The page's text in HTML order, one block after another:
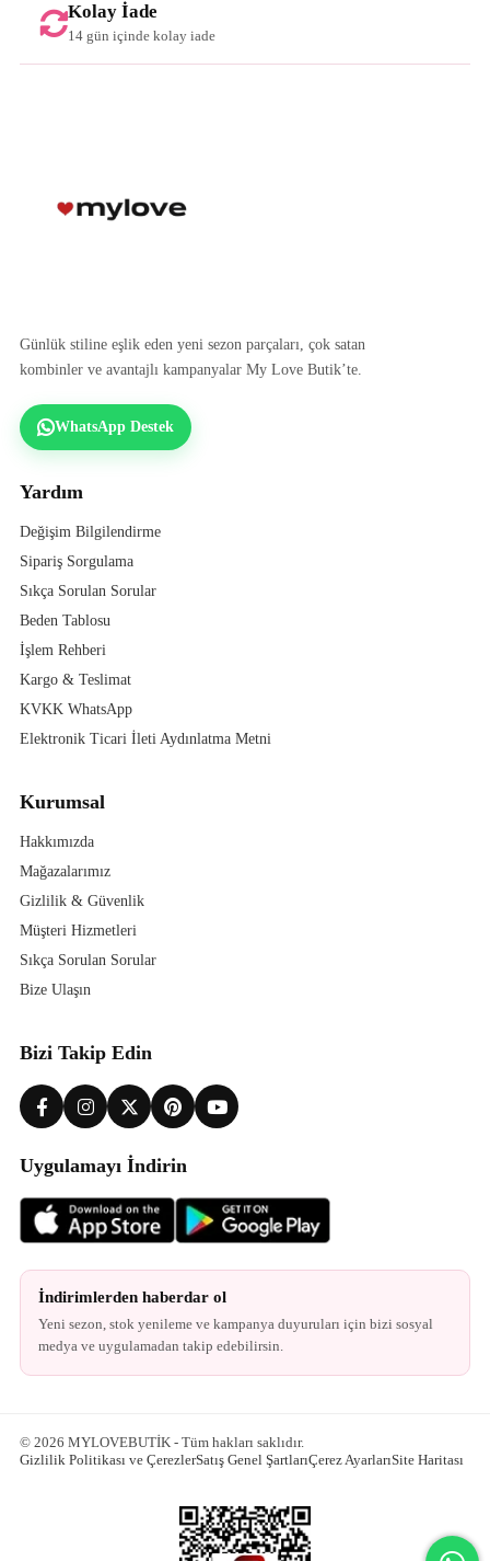
Kolay İade
14 gün içinde kolay iade
Günlük stiline eşlik eden yeni sezon parçaları, çok satan
kombinler ve avantajlı kampanyalar My Love Butik’te.
WhatsApp Destek
Yardım
Değişim Bilgilendirme
Sipariş Sorgulama
Sıkça Sorulan Sorular
Beden Tablosu
İşlem Rehberi
Kargo & Teslimat
KVKK WhatsApp
Elektronik Ticari İleti Aydınlatma Metni
Kurumsal
Hakkımızda
Mağazalarımız
Gizlilik & Güvenlik
Müşteri Hizmetleri
Sıkça Sorulan Sorular
Bize Ulaşın
Bizi Takip Edin
Uygulamayı İndirin
İndirimlerden haberdar ol
Yeni sezon, stok yenileme ve kampanya duyuruları için bizi sosyal
medya ve uygulamadan takip edebilirsin.
© 2026 MYLOVEBUTİK - Tüm hakları saklıdır.
Gizlilik Politikası ve ÇerezlerSatış Genel ŞartlarıÇerez AyarlarıSite Haritası